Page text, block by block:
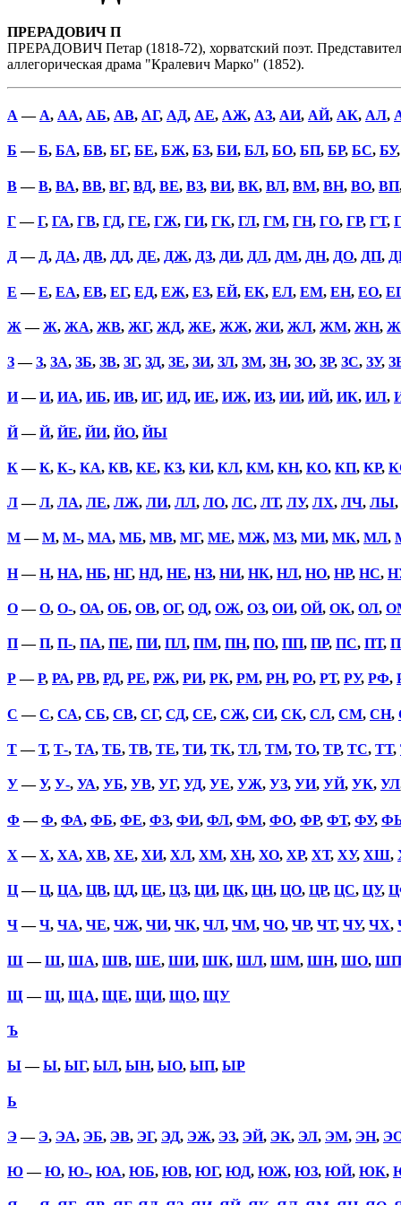
ПРЕРАДОВИЧ П
ПРЕРАДОВИЧ Петар (1818-72), хорватский поэт.
аллегорическая драма "Кралевич Марко" (1852).
А — А, АА, АБ, АВ, АГ, АД, АЕ, АЖ, АЗ, АИ, АЙ, АК, АЛ,
Б —Б, БА, БВ, БГ, БЕ, БЖ, БЗ, БИ, БЛ, БО, БП, БР, БС, БУ
В—В, ВА, ВВ, ВГ, ВД, ВЕ, ВЗ, ВИ, ВК, ВЛ, ВМ, ВН, ВО, ВП
Г—Г, ГА, ГВ, ГД, ГЕ, ГЖ, ГИ, ГК, ГЛ, ГМ, ГН, ГО, ГР, ГТ,
Д— Д, ДА, ДВ, ДД, ДЕ, ДЖ, ДЗ, ДИ, ДЛ, ДМ, ДН, ДО, ДП,
Е —Е, ЕА, ЕВ, ЕГ, ЕД, ЕЖ, ЕЗ, ЕЙ, ЕК, ЕЛ, ЕМ, ЕН, ЕО,
Ж —Ж, ЖА, ЖВ, ЖГ, ЖД, ЖЕ, ЖЖ, ЖИ, ЖЛ, ЖМ, ЖН,
З—З, ЗА, ЗБ, ЗВ, ЗГ, ЗД, ЗЕ, ЗИ, ЗЛ, ЗМ, ЗН, ЗО, ЗР, ЗС, ЗУ,
И—И, ИА, ИБ, ИВ, ИГ, ИД, ИЕ, ИЖ, ИЗ, ИИ, ИЙ, ИК, ИЛ,
Й—Й, ЙЕ, ЙИ, ЙО, ЙЫ
К—К, К-, КА, КВ, КЕ, КЗ, КИ, КЛ, КМ, КН, КО, КП, КР,
Л—Л, ЛА, ЛЕ, ЛЖ, ЛИ, ЛЛ, ЛО, ЛС, ЛТ, ЛУ, ЛХ, ЛЧ, ЛЫ,
М—М, М-, МА, МБ, МВ, МГ, МЕ, МЖ, МЗ, МИ, МК, МЛ,
Н—Н, НА, НБ, НГ, НД, НЕ, НЗ, НИ, НК, НЛ, НО, НР, НС,
О—О, О-, ОА, ОБ, ОВ, ОГ, ОД, ОЖ, ОЗ, ОИ, ОЙ, ОК, ОЛ,
П—П, П-, ПА, ПЕ, ПИ, ПЛ, ПМ, ПН, ПО, ПП, ПР, ПС, ПТ,
Р—Р, РА, РВ, РД, РЕ, РЖ, РИ, РК, РМ, РН, РО, РТ, РУ, РФ,
С —С, СА, СБ, СВ, СГ, СД, СЕ, СЖ, СИ, СК, СЛ, СМ, СН,
Т—Т, Т-, ТА, ТБ, ТВ, ТЕ, ТИ, ТК, ТЛ, ТМ, ТО, ТР, ТС, ТТ,
У—У, У-, УА, УБ, УВ, УГ, УД, УЕ, УЖ, УЗ, УИ, УЙ, УК, УЛ
Ф —Ф, ФА, ФБ, ФЕ, ФЗ, ФИ, ФЛ, ФМ, ФО, ФР, ФТ, ФУ,
Х —Х, ХА, ХВ, ХЕ, ХИ, ХЛ, ХМ, ХН, ХО, ХР, ХТ, ХУ, ХШ,
Ц—Ц, ЦА, ЦВ, ЦД, ЦЕ, ЦЗ, ЦИ, ЦК, ЦН, ЦО, ЦР, ЦС, ЦУ,
Ч—Ч, ЧА, ЧЕ, ЧЖ, ЧИ, ЧК, ЧЛ, ЧМ, ЧО, ЧР, ЧТ, ЧУ, ЧХ,
Ш—Ш, ША, ШВ, ШЕ, ШИ, ШК, ШЛ, ШМ, ШН, ШО, ШП
Щ —Щ, ЩА, ЩЕ, ЩИ, ЩО, ЩУ
Ъ
Ы—Ы, ЫГ, ЫЛ, ЫН, ЫО, ЫП, ЫР
Ь
Э— Э, ЭА, ЭБ, ЭВ, ЭГ, ЭД, ЭЖ, ЭЗ, ЭЙ, ЭК, ЭЛ, ЭМ, ЭН,
Ю—Ю, Ю-, ЮА, ЮБ, ЮВ, ЮГ, ЮД, ЮЖ, ЮЗ, ЮЙ, ЮК,